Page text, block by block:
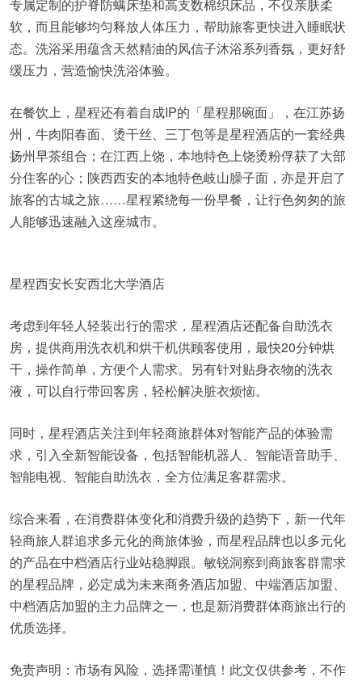
专属定制的护脊防螨床垫和高支数棉织床品，不仅亲肤柔
软，而且能够均匀释放人体压力，帮助旅客更快进入睡眠状
态。洗浴采用蕴含天然精油的风信子沐浴系列香氛，更好舒
缓压力，营造愉快洗浴体验。
在餐饮上，星程还有着自成IP的「星程那碗面」，在江苏扬
州，牛肉阳春面、烫干丝、三丁包等是星程酒店的一套经典
扬州早茶组合；在江西上饶，本地特色上饶烫粉俘获了大部
分住客的心；陕西西安的本地特色岐山臊子面，亦是开启了
旅客的古城之旅……星程紧绕每一份早餐，让行色匆匆的旅
人能够迅速融入这座城市。
星程西安长安西北大学酒店
考虑到年轻人轻装出行的需求，星程酒店还配备自助洗衣
房，提供商用洗衣机和烘干机供顾客使用，最快20分钟烘
干，操作简单，方便个人需求。另有针对贴身衣物的洗衣
液，可以自行带回客房，轻松解决脏衣烦恼。
同时，星程酒店关注到年轻商旅群体对智能产品的体验需
求，引入全新智能设备，包括智能机器人、智能语音助手、
智能电视、智能自助洗衣，全方位满足客群需求。
综合来看，在消费群体变化和消费升级的趋势下，新一代年
轻商旅人群追求多元化的商旅体验，而星程品牌也以多元化
的产品在中档酒店行业站稳脚跟。敏锐洞察到商旅客群需求
的星程品牌，必定成为未来商务酒店加盟、中端酒店加盟、
中档酒店加盟的主力品牌之一，也是新消费群体商旅出行的
优质选择。
免责声明：市场有风险，选择需谨慎！此文仅供参考，不作